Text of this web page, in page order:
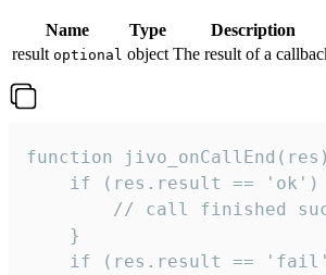
Name Type
Description
result optional object The result of a
function
if (res.result == 'ok')
// call finished
    }
if (res.result ==